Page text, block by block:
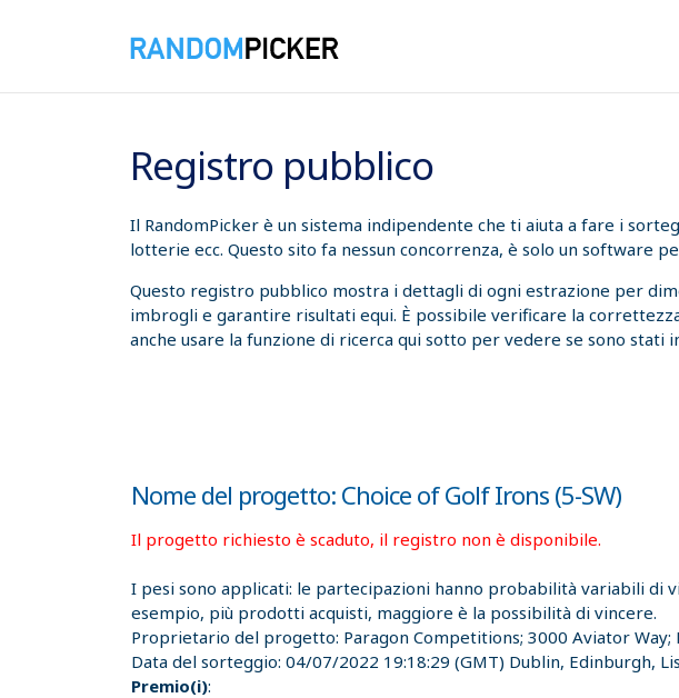
Registro pubblico
Il RandomPicker è un sistema indipendente che ti aiuta a fare i
lotterie ecc. Questo sito fa nessun concorrenza, è solo un software
Questo registro pubblico mostra i dettagli di ogni estrazione per
imbrogli e garantire risultati equi. È possibile verificare la
anche usare la funzione di ricerca qui sotto per vedere se sono stati
Nome del progetto: Choice of Golf Irons (5-SW)
Il progetto richiesto è scaduto, il registro non è disponibile.
I pesi sono applicati: le partecipazioni hanno probabilità variabili di
esempio, più prodotti acquisti, maggiore è la possibilità di vincere.
Proprietario del progetto: Paragon Competitions; 3000 Aviator
Data del sorteggio: 04/07/2022 19:18:29 (GMT) Dublin, Edinburgh,
Premio(i):